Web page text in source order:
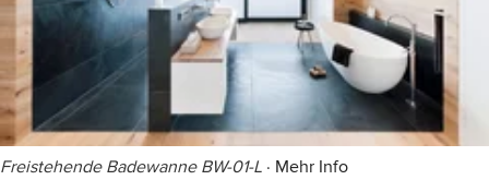
Freistehende Badewanne BW-01-L · Mehr Info